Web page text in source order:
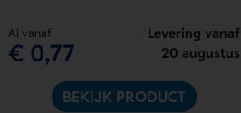
Al vanaf
€ 0,77
Levering vanaf
20 augustus
BEKIJK PRODUCT